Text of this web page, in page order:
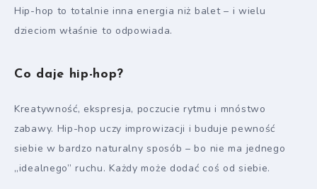
Hip-hop to totalnie inna energia niż balet – i wielu
dzieciom właśnie to odpowiada.
Co daje hip-hop?
Kreatywność, ekspresja, poczucie rytmu i mnóstwo
zabawy. Hip-hop uczy improwizacji i buduje pewność
siebie w bardzo naturalny sposób – bo nie ma jednego
„idealnego” ruchu. Każdy może dodać coś od siebie.